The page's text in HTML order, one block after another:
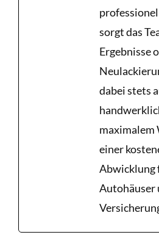
sorgt das
Ergebnisse
dabei stets
maximalem
einer
Abwicklung
Autohäuser